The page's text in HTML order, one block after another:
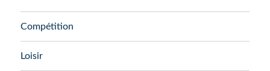
Compétition
Loisir